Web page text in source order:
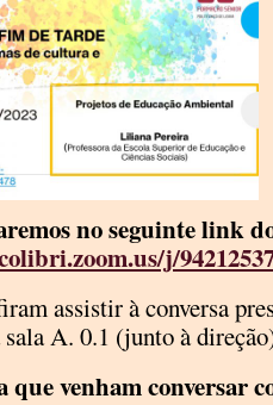
no seguinte link
j/
assistir à conversa
A. 0.1 (junto à
que venham conversar